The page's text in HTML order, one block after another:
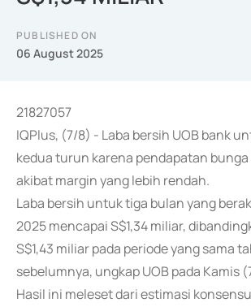
PUBLISHED ON
06 August 2025
21827057
IQPlus, (7/8) - Laba bersih UOB bank
kedua turun karena pendapatan
akibat margin yang lebih rendah.
Laba bersih untuk tiga bulan yang
2025 mencapai S$1,34 miliar,
S$1,43 miliar pada periode yang sama
sebelumnya, ungkap UOB pada Kamis
Hasil ini meleset dari estimasi